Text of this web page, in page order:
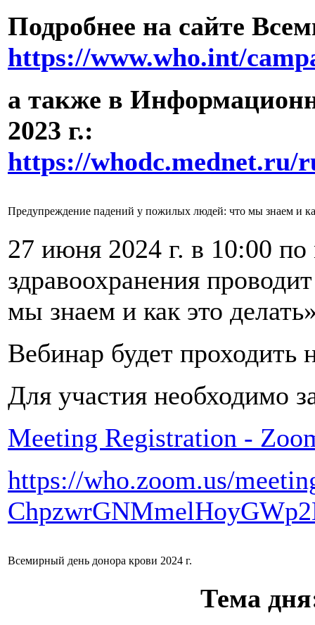
Подробнее на сайте
https://www.who.int/
а также в
2023 г.:
https://whodc.mednet.ru/
Предупреждение падений у пожилых людей: что мы знаем и
27 июня 2024 г. в 10:00
здравоохранения
мы знаем и как это
Вебинар будет проходить
Для участия необходимо
Meeting Registration -
https://who.zoom.us/
Всемирный день донора крови 2024 г.
Тема